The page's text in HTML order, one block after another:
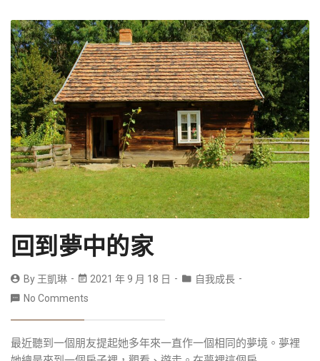
回到夢中的家
By 王凱琳 2021 年 9 月 18 日
自我成長
No Comments
最近聽到一個朋友提起她多年來一直作一個相同的夢境。夢裡